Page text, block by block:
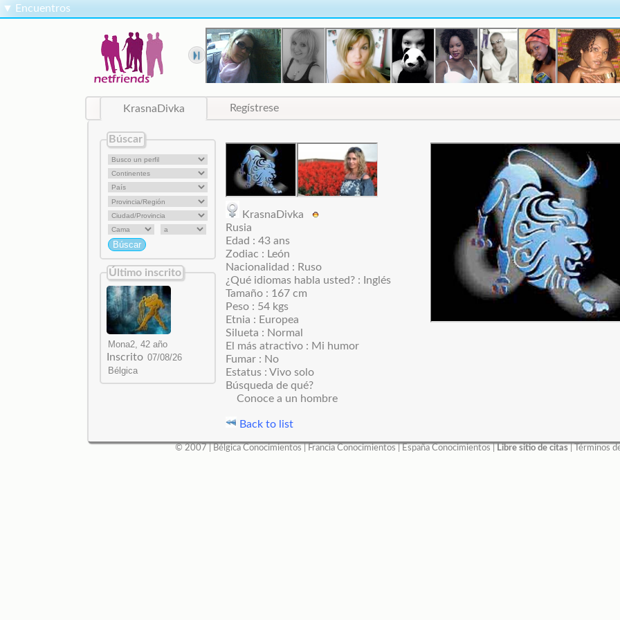
▼ Encuentros
KrasnaDivka Regístrese
Búscar
Último inscrito
Inscrito
KrasnaDivka
Rusia
Edad : 43 ans
Zodiac : León
Nacionalidad : Ruso
¿Qué idiomas habla usted? : Inglés
Tamaño : 167 cm
Peso : 54 kgs
Etnia : Europea
Silueta : Normal
El más atractivo : Mi humor
Fumar : No
Estatus : Vivo solo
Búsqueda de qué?
Conoce a un hombre
Back to list
© 2007 | Bélgica Conocimientos Francia Conocimientos España Conocimientos Libre sitio de citas Términos